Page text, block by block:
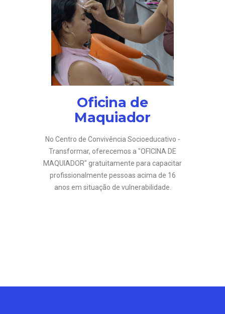
Oficina de
Maquiador
No Centro de Convivência Socioeducativo -
Transformar, oferecemos a "OFICINA DE
MAQUIADOR" gratuitamente para capacitar
profissionalmente pessoas acima de 16
anos em situação de vulnerabilidade.